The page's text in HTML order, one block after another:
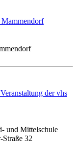
der vhs
und Mittelschule
32